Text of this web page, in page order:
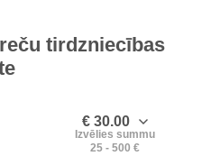
tirdzniecības
€ 30.00
Izvēlies summu
25 - 500 €